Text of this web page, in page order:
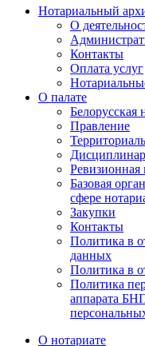
Нотариальный
О
Контакты
Оплата услуг
О палате
Белорусская
Правление
Ревизионная
Базовая
сфере
Закупки
Контакты
Политика в
данных
Политика в
Политика
аппарата
О нотариате